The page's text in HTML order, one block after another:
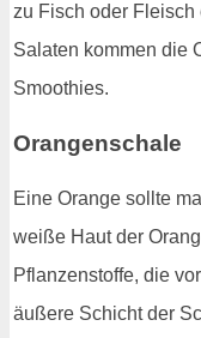
zu Fisch oder
Salaten kommen die
Smoothies.
Orangenschale
Eine Orange sollte
weiße Haut der
Pflanzenstoffe, die
äußere Schicht der